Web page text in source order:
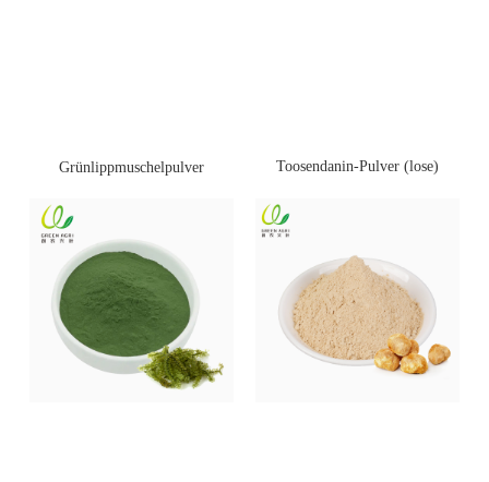
Grünlippmuschelpulver Toosendanin-Pulver (lose)